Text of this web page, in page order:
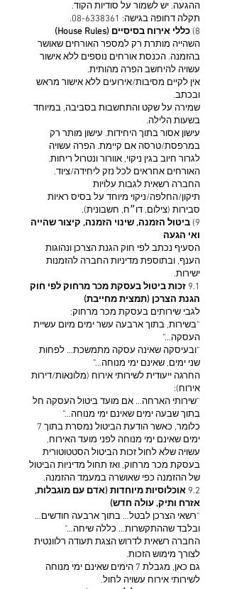
ההגעה. יש לשמור על סודיות הקוד.
תקלה דחופה בגישה: 08-6338361
.
8) כללי אירוח בסיסיים (House Rules)
השהייה מותרת רק למספר האורחים שאושר
בהזמנה. הכנסת אורחים נוספים ללא אישור
עשויה להיחשב הפרה מהותית.
אין לקיים מסיבות/אירועים ללא אישור מראש
ובכתב.
שמירה על שקט והתחשבות בסביבה, במיוחד
בשעות הלילה.
עישון אסור בתוך היחידות. עישון מותר רק
במרפסת/טרסה אם קיימת. הפרה עשויה
לגרור חיוב בגין ניקוי, אוורור ונטרול ריחות.
האורחים אחראים לכל נזק ליחידה/ציוד.
החברה רשאית לגבות עלויות
תיקון/החלפה/ניקוי מיוחד על בסיס ראיות
סבירות (צילום, דו״ח, חשבונית).
9) ביטול הזמנה, שינוי הזמנה, קיצור שהייה
ואי הגעה
הסעיף נכתב לפי חוק הגנת הצרכן ונהוגות
הענף, ובתוספת מדיניות החברה להזמנות
ישירות.
9.1 זכות ביטול בעסקת מכר מרחוק לפי חוק
הגנת הצרכן (תמצית מחייבת)
לגבי שירותים בעסקת מכר מרחוק:
“בשירות, בתוך ארבעה עשר ימים מיום עשיית
העסקה…”
“ובעיסקה שאינה עסקה מתמשכת… לפחות
שני ימים, שאינם ימי מנוחה…”
החרגה ייעודית לשירותי אירוח (מלונאות/דירות
אירוח):
“שירותי הארחה… אם מועד ביטול העסקה חל
בתוך שבעה ימים שאינם ימי מנוחה…”
כלומר, כאשר הודעת הביטול נמסרת בתוך 7
ימים שאינם ימי מנוחה לפני מועד האירוח,
עשויה שלא לחול זכות הביטול הסטטוטורית
בעסקת מכר מרחוק, ואז תחול מדיניות הביטול
של ההזמנה כפי שאושרה במעמד ההזמנה.
9.2 אוכלוסיות מיוחדות (אדם עם מוגבלות,
אזרח ותיק, עולה חדש)
“רשאי הצרכן לבטל… בתוך ארבעה חודשים…
ובלבד שההתקשרות… כללה שיחה…”
החברה רשאית לדרוש הצגת תעודה רלוונטית
לצורך מימוש הזכות.
גם כאן, מגבלת 7 הימים שאינם ימי מנוחה
לשירותי אירוח עשויה לחול.